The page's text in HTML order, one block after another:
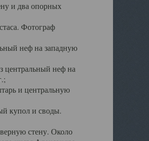
и два опорных
Фотограф
неф на западную
центральный неф на
и центральную
купол и своды.
стену. Около